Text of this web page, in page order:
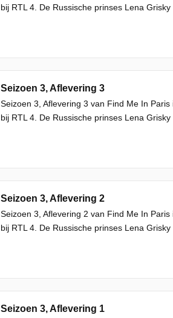
bij RTL 4. De Russische prinses Lena
Seizoen 3, Aflevering 3
Seizoen 3, Aflevering 3 van Find Me In
bij RTL 4. De Russische prinses Lena
Seizoen 3, Aflevering 2
Seizoen 3, Aflevering 2 van Find Me In
bij RTL 4. De Russische prinses Lena
Seizoen 3, Aflevering 1